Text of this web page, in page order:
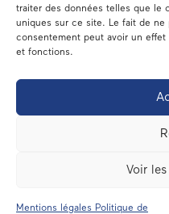
traiter des données telles que le
uniques sur ce site. Le fait de
consentement peut avoir un
et fonctions.
Voir
Mentions légales Politique de
En
A